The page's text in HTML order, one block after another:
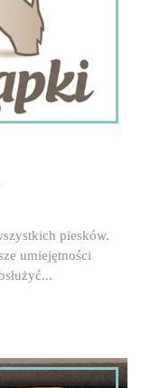
piesków.
umiejętności